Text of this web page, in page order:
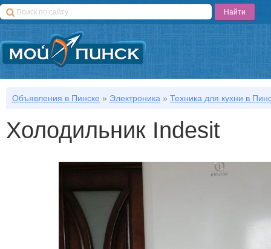
Объявления в Пинске » Электроника » Техника для кухни в
Холодильник Indesit